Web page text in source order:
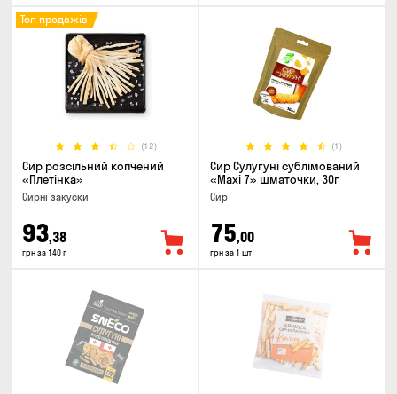
(12)
Топ продажів
Сир розсільний копчений
«Плетінка»
Сирні закуски
93,38
грн за 140 г
(1)
Сир Сулугуні сублімований
«Maxi 7» шматочки, 30г
Сир
75,00
грн за 1 шт